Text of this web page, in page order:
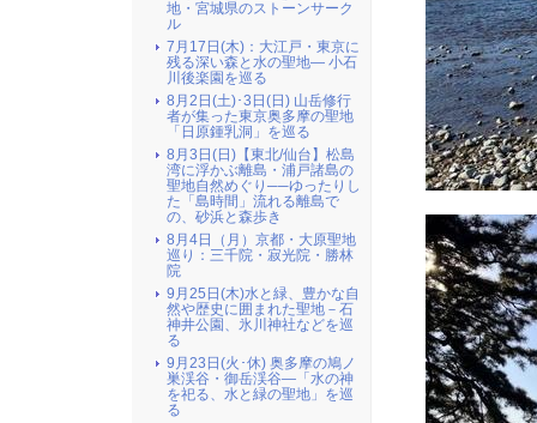
地・宮城県のストーンサーク
ル
7月17日(木)：大江戸・東京に
残る深い森と水の聖地― 小石
川後楽園を巡る
8月2日(土)･3日(日) 山岳修行
者が集った東京奥多摩の聖地
「日原鍾乳洞」を巡る
8月3日(日)【東北/仙台】松島
湾に浮かぶ離島・浦戸諸島の
聖地自然めぐり──ゆったりし
た「島時間」流れる離島で
の、砂浜と森歩き
8月4日（月）京都・大原聖地
巡り：三千院・寂光院・勝林
院
9月25日(木)水と緑、豊かな自
然や歴史に囲まれた聖地－石
神井公園、氷川神社などを巡
る
9月23日(火･休) 奥多摩の鳩ノ
巣渓谷・御岳渓谷―「水の神
を祀る、水と緑の聖地」を巡
る